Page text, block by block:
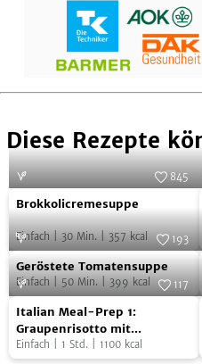
Diese Rezepte
Brokkolicremesuppe
845
Brokkolicremesuppe
Einfach 30 Min. 357 kcal
Geröstete
Tomatensuppe
SevenCooks
193
Geröstete Tomatensuppe
Einfach 50 Min. 399 kcal
Italian
Meal-
Prep
117
Italian Meal-Prep 1:
Graupenrisotto mit
Blattspinat
Einfach 1 Std. 1100 kcal